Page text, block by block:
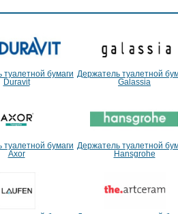
туалетной бумаги
Duravit
Держатель туалетной
Galassia
туалетной бумаги
Axor
Держатель туалетной
Hansgrohe